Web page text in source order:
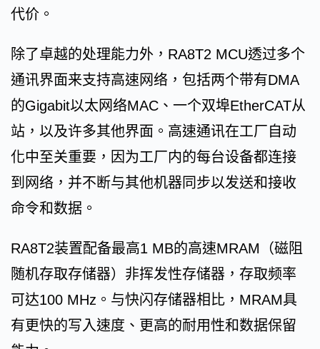
代价。
除了卓越的处理能力外，RA8T2 MCU透过多个
通讯界面来支持高速网络，包括两个带有DMA
的Gigabit以太网络MAC、一个双埠EtherCAT从
站，以及许多其他界面。高速通讯在工厂自动
化中至关重要，因为工厂内的每台设备都连接
到网络，并不断与其他机器同步以发送和接收
命令和数据。
RA8T2装置配备最高1 MB的高速MRAM（磁阻
随机存取存储器）非挥发性存储器，存取频率
可达100 MHz。与快闪存储器相比，MRAM具
有更快的写入速度、更高的耐用性和数据保留